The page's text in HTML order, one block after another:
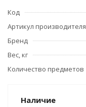
Код
Артикул производителя
Бренд
Вес, кг
Количество предметов
Наличие